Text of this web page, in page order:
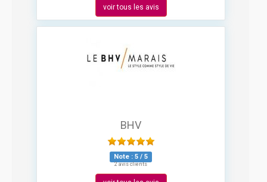
voir tous les avis
BHV
Note : 5 / 5
2 avis clients